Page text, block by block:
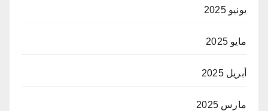
يونيو 2025
مايو 2025
أبريل 2025
مارس 2025